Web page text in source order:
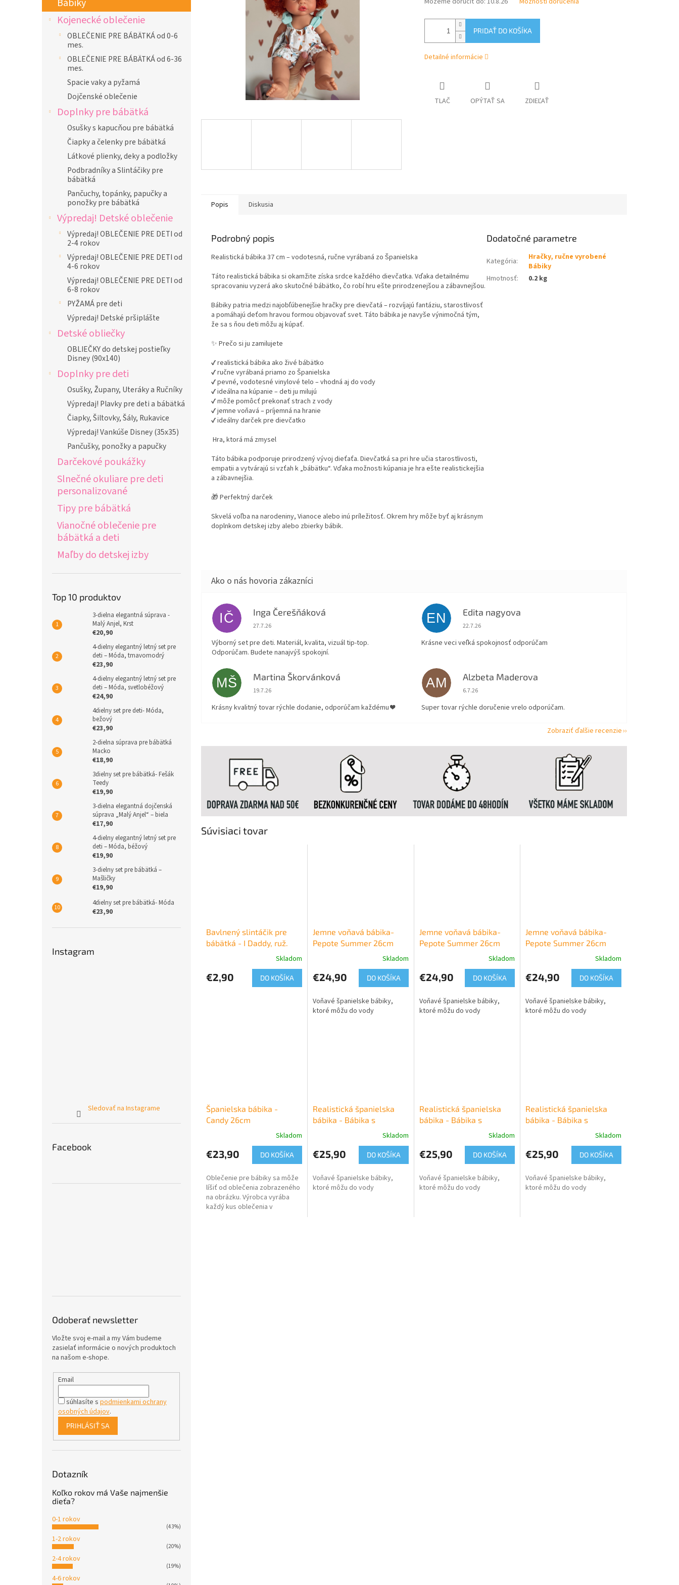
Kojenecké oblečenie
OBLEČENIE PRE BÁBÄTKÁ od 0-6
mes.
OBLEČENIE PRE BÁBÄTKÁ od 6-36
mes.
Spacie vaky a pyžamá
Dojčenské oblečenie
Doplnky pre bábätká
Osušky s kapucňou pre bábätká
Čiapky a čelenky pre bábätká
Látkové plienky, deky a podložky
Podbradníky a Slintáčiky pre
bábätká
Pančuchy, topánky, papučky a
ponožky pre bábätká
Výpredaj! Detské oblečenie
Výpredaj! OBLEČENIE PRE DETI od
2-4 rokov
Výpredaj! OBLEČENIE PRE DETI od
4-6 rokov
Výpredaj! OBLEČENIE PRE DETI od
6-8 rokov
PYŽAMÁ pre deti
Výpredaj! Detské pršiplášte
Detské obliečky
OBLIEČKY do detskej postieľky
Disney (90x140)
Doplnky pre deti
Osušky, Župany, Uteráky a Ručníky
Výpredaj! Plavky pre deti a bábätká
Čiapky, Šiltovky, Šály, Rukavice
Výpredaj! Vankúše Disney (35x35)
Pančušky, ponožky a papučky
Darčekové poukážky
Slnečné okuliare pre deti
personalizované
Tipy pre bábätká
Vianočné oblečenie pre
bábätká a deti
Maľby do detskej izby
Top 10 produktov
3-dielna elegantná súprava -
Malý Anjel, Krst
€20,90
4-dielny elegantný letný set pre
deti – Móda, tmavomodrý
€23,90
4-dielny elegantný letný set pre
deti – Móda, svetlobéžový
€24,90
4dielny set pre deti- Móda,
bežový
€23,90
2-dielna súprava pre bábätká
Macko
€18,90
3dielny set pre bábätká- Fešák
Teedy
€19,90
3-dielna elegantná dojčenská
súprava „Malý Anjel“ – biela
€17,90
4-dielny elegantný letný set pre
deti – Móda, béžový
€19,90
3-dielny set pre bábätká –
Mašličky
€19,90
4dielny set pre bábätká- Móda
€23,90
Instagram
Sledovať na Instagrame
Facebook
Odoberať newsletter
Vložte svoj e-mail a my Vám budeme
zasielať informácie o nových produktoch
na našom e-shope.
Email
súhlasíte s podmienkami ochrany
osobných údajov.
PRIHLÁSIŤ SA
Dotazník
Koľko rokov má Vaše najmenšie
dieťa?
0-1 rokov
(43%)
1-2 rokov
(20%)
2-4 rokov
(19%)
4-6 rokov
PRIDAŤ DO KOŠÍKA
Detailné informácie
TLAČ OPÝTAŤ SA ZDIEĽAŤ
Súvisiaci tovar
Bavlnený slintáčik pre
bábätká - I Daddy, ruž.
Skladom
€2,90 DO KOŠÍKA
Jemne voňavá bábika-
Pepote Summer 26cm
Skladom
€24,90 DO KOŠÍKA
Voňavé španielske bábiky,
ktoré môžu do vody
Jemne voňavá bábika-
Pepote Summer 26cm
Skladom
€24,90 DO KOŠÍKA
Voňavé španielske bábiky,
ktoré môžu do vody
Jemne voňavá bábika-
Pepote Summer 26cm
Skladom
€24,90 DO KOŠÍKA
Voňavé španielske bábiky,
ktoré môžu do vody
Španielska bábika -
Candy 26cm
Skladom
€23,90 DO KOŠÍKA
Oblečenie pre bábiky sa môže
líšiť od oblečenia zobrazeného
na obrázku. Výrobca vyrába
každý kus oblečenia v
Realistická španielska
bábika - Bábika s
Skladom
€25,90 DO KOŠÍKA
Voňavé španielske bábiky,
ktoré môžu do vody
Realistická španielska
bábika - Bábika s
Skladom
€25,90 DO KOŠÍKA
Voňavé španielske bábiky,
ktoré môžu do vody
Realistická španielska
bábika - Bábika s
Skladom
€25,90 DO KOŠÍKA
Voňavé španielske bábiky,
ktoré môžu do vody
Popis Diskusia
Podrobný popis
Realistická bábika 37 cm – vodotesná, ručne vyrábaná zo Španielska
Táto realistická bábika si okamžite získa srdce každého dievčatka. Vďaka detailnému
spracovaniu vyzerá ako skutočné bábätko, čo robí hru ešte prirodzenejšou a zábavnejšou.
Bábiky patria medzi najobľúbenejšie hračky pre dievčatá – rozvíjajú fantáziu, starostlivosť
a pomáhajú deťom hravou formou objavovať svet. Táto bábika je navyše výnimočná tým,
že sa s ňou deti môžu aj kúpať.
✨ Prečo si ju zamilujete
✔ realistická bábika ako živé bábätko
✔ ručne vyrábaná priamo zo Španielska
✔ pevné, vodotesné vinylové telo – vhodná aj do vody
✔ ideálna na kúpanie – deti ju milujú
✔ môže pomôcť prekonať strach z vody
✔ jemne voňavá – príjemná na hranie
✔ ideálny darček pre dievčatko
Hra, ktorá má zmysel
Táto bábika podporuje prirodzený vývoj dieťaťa. Dievčatká sa pri hre učia starostlivosti,
empatii a vytvárajú si vzťah k „bábätku“. Vďaka možnosti kúpania je hra ešte realistickejšia
a zábavnejšia.
🎁 Perfektný darček
Skvelá voľba na narodeniny, Vianoce alebo inú príležitosť. Okrem hry môže byť aj krásnym
doplnkom detskej izby alebo zbierky bábik.
Dodatočné parametre
Kategória:
Hračky, ručne vyrobené
Bábiky
Hmotnosť: 0.2 kg
IČ Inga Čerešňáková
Hodnotenie obchodu je 5 z 5 hviezdičiek.
27.7.26
Výborný set pre deti. Materiál, kvalita, vizuál tip-top.
Odporúčam. Budete nanajvýš spokojní.
EN Edita nagyova
Hodnotenie obchodu je 5 z 5 hviezdičiek.
22.7.26
Krásne veci veľká spokojnosť odporúčam
MŠ Martina Škorvánková
Hodnotenie obchodu je 5 z 5 hviezdičiek.
19.7.26
Krásny kvalitný tovar rýchle dodanie, odporúčam každému ❤️
AM Alzbeta Maderova
Hodnotenie obchodu je 5 z 5 hviezdičiek.
6.7.26
Super tovar rýchle doručenie vrelo odporúčam.
Zobraziť ďalšie recenzie